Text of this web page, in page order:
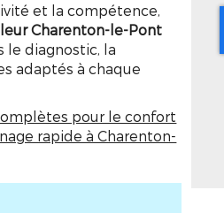
et la compétence,
Charenton-le-Pont
le diagnostic, la
adaptés à chaque
pour le confort
rapide à Charenton-